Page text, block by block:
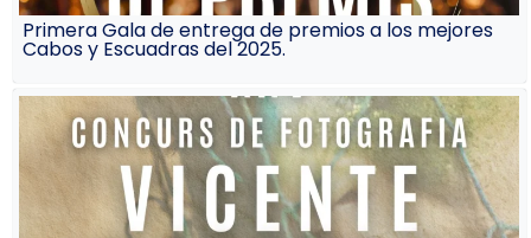
Primera Gala de entrega de premios a los mejores
Cabos y Escuadras del 2025.